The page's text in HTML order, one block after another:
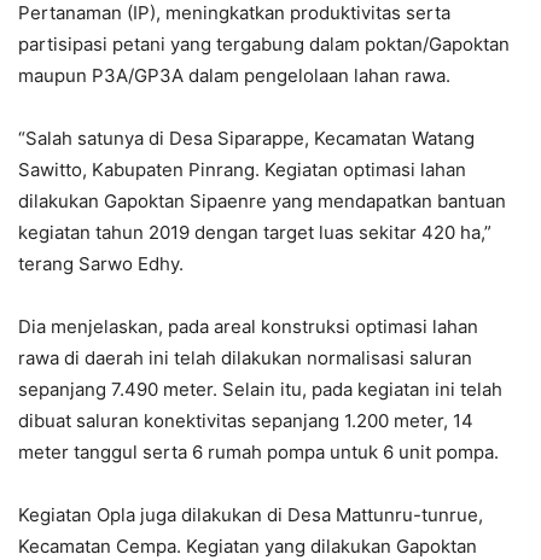
Pertanaman (IP), meningkatkan produktivitas serta
partisipasi petani yang tergabung dalam poktan/Gapoktan
maupun P3A/GP3A dalam pengelolaan lahan rawa.
“Salah satunya di Desa Siparappe, Kecamatan Watang
Sawitto, Kabupaten Pinrang. Kegiatan optimasi lahan
dilakukan Gapoktan Sipaenre yang mendapatkan bantuan
kegiatan tahun 2019 dengan target luas sekitar 420 ha,”
terang Sarwo Edhy.
Dia menjelaskan, pada areal konstruksi optimasi lahan
rawa di daerah ini telah dilakukan normalisasi saluran
sepanjang 7.490 meter. Selain itu, pada kegiatan ini telah
dibuat saluran konektivitas sepanjang 1.200 meter, 14
meter tanggul serta 6 rumah pompa untuk 6 unit pompa.
Kegiatan Opla juga dilakukan di Desa Mattunru-tunrue,
Kecamatan Cempa. Kegiatan yang dilakukan Gapoktan